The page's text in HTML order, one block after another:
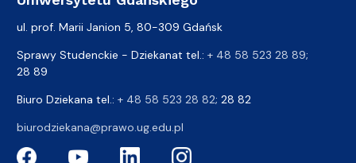
ul. prof. Marii Janion 5, 80-309 Gdańsk
Sprawy Studenckie - Dziekanat tel.: + 48 58 523 28 89;
28 89
Biuro Dziekana tel.: + 48 58 523 28 82; 28 82
biurodziekana@prawo.ug.edu.pl